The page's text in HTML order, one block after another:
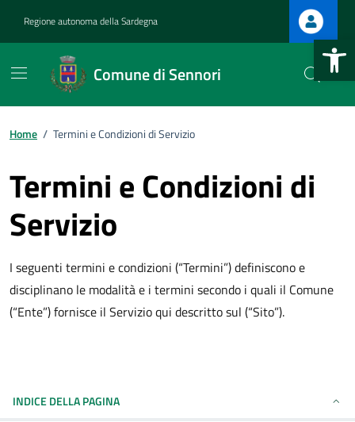
Apri la
Regione autonoma della Sardegna
Comune di Sennori
Home / Termini e Condizioni di Servizio
Termini e Condizioni di
Servizio
I seguenti termini e condizioni (“Termini”) definiscono e
disciplinano le modalità e i termini secondo i quali il Comune
(“Ente”) fornisce il Servizio qui descritto sul (“Sito”).
INDICE DELLA PAGINA